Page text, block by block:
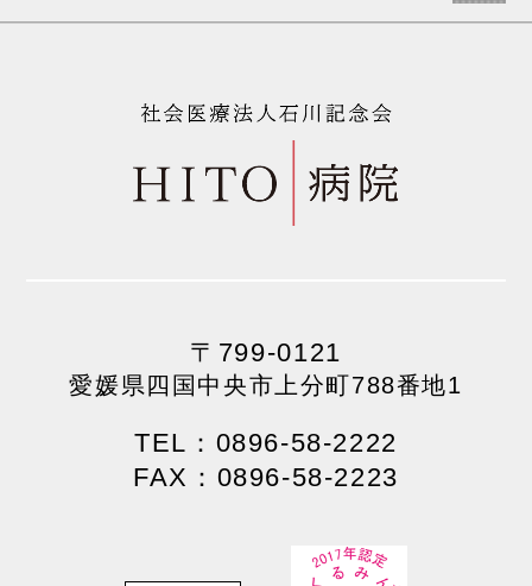
〒799-0121
愛媛県四国中央市上分町788番地1
TEL：0896-58-2222
FAX：0896-58-2223